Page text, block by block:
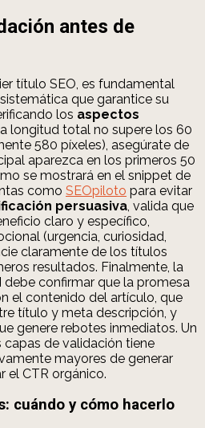
antes de
título SEO, es fundamental
que garantice su
los aspectos
longitud total no supere los 60
580 píxeles), asegúrate de
aparezca en los primeros 50
se mostrará en el snippet de
como SEOpiloto para evitar
persuasiva , valida que
claro y específico,
(urgencia, curiosidad,
claramente de los títulos
resultados. Finalmente, la
debe confirmar que la promesa
el contenido del artículo, que
título y meta descripción, y
genere rebotes inmediatos. Un
de validación tiene
mayores de generar
el CTR orgánico.
cuándo y cómo hacerlo